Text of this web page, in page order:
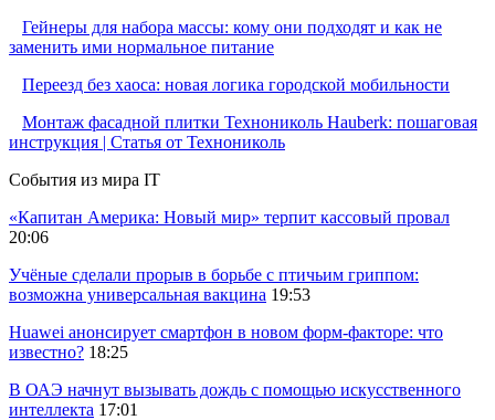
Гейнеры для набора массы: кому они подходят и как не
заменить ими нормальное питание
Переезд без хаоса: новая логика городской мобильности
Монтаж фасадной плитки Технониколь Hauberk: пошаговая
инструкция | Статья от Технониколь
События из мира IT
«Капитан Америка: Новый мир» терпит кассовый провал
20:06
Учёные сделали прорыв в борьбе с птичьим гриппом:
возможна универсальная вакцина 19:53
Huawei анонсирует смартфон в новом форм-факторе: что
известно? 18:25
В ОАЭ начнут вызывать дождь с помощью искусственного
интеллекта 17:01